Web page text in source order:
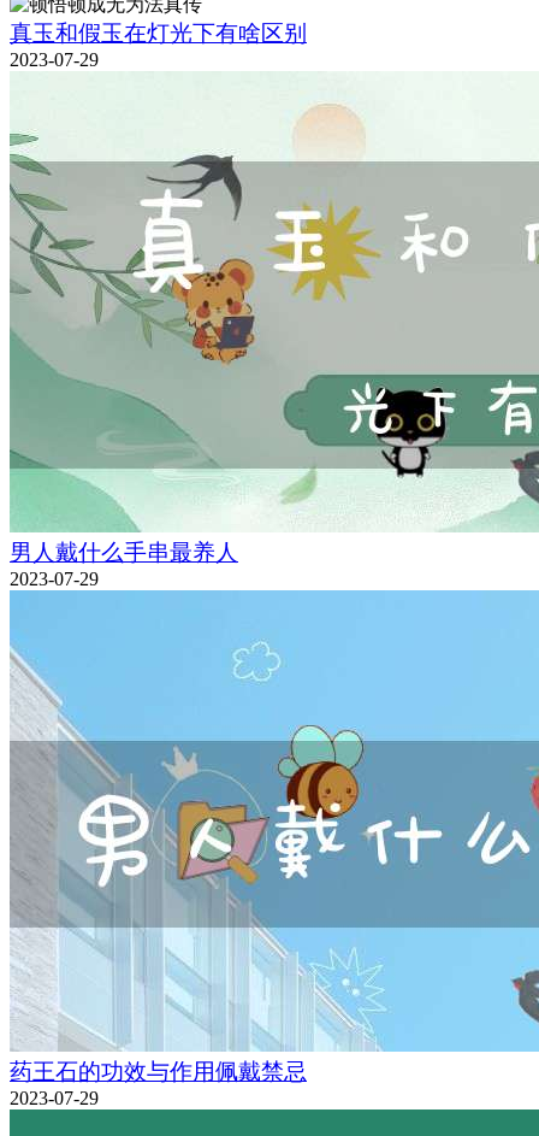
真玉和假玉在灯光下有啥区别
2023-07-29
男人戴什么手串最养人
2023-07-29
药王石的功效与作用佩戴禁忌
2023-07-29